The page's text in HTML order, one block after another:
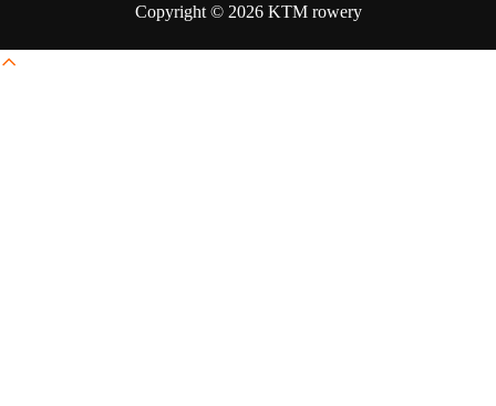
Copyright © 2026 KTM rowery